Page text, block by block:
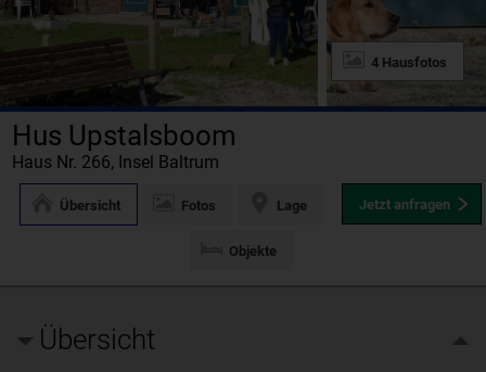
4 Hausfotos
Hus Upstalsboom
Haus Nr. 266, Insel Baltrum
Jetzt anfragen
Übersicht Fotos Lage
Objekte
Übersicht